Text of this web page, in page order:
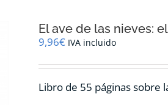
El ave de las nieves:
9,96€ IVA incluido
Libro de 55 páginas sobre